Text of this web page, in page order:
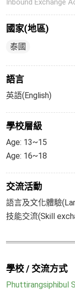
Inbound Exchange
國家(地區)
泰國
語言
英語(English)
學校層級
Age: 13~15
Age: 16~18
交流活動
語言及文化體驗
技能交流(Skill
學校 / 交流方式
Phuttirangsiphibul